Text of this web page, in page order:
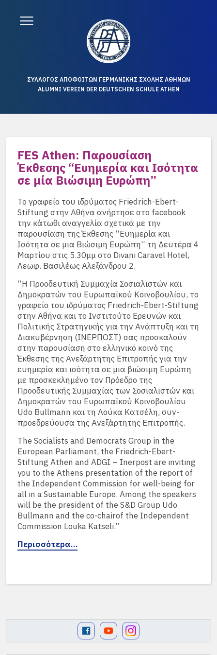
ΣΥΛΛΟΓΟΣ ΑΠΟΦΟΙΤΩΝ ΓΕΡΜΑΝΙΚΗΣ ΣΧΟΛΗΣ ΑΘΗΝΩΝ
ALUMNI VEREIN DER DEUTSCHEN SCHULE ATHEN
FES Athen: Παρουσίαση
Έκθεσης “Ευημερία και Ισότητα
σε μία Bιώσιμη Ευρώπη”
Το γραφείο του ιδρύματος Friedrich-Ebert-
Stiftung στην Αθήνα ανήρτησε στο facebook
την κάτωθι αναγγελία σχετικά με την
παρουσίαση της Έκθεσης “Ευημερία και
Ισότητα σε μια Βιώσιμη Ευρώπη“ τη Δευτέρα 4
Μαρτίου στις 5.30μμ στο Divani Caravel Hotel,
Λεωφ. Βασιλέως Αλεξάνδρου 2.
“H Προοδευτική Συμμαχία Σοσιαλιστών και
Δημοκρατών του Ευρωπαϊκού Κοινοβουλίου, το
γραφείο του ιδρύματος Friedrich-Ebert-Stiftung
στην Αθήνα και το Ινστιτούτο Ερευνών και
Πολιτικής Στρατηγικής για την Ανάπτυξη και τη
Διακυβέρνηση (ΙΝΕΡΠΟΣΤ) σας προσκαλούν
στην παρουσίαση στο ελληνικό κοινό της
Έκθεσης της Ανεξάρτητης Επιτροπής για την
ευημερία και ισότητα σε μια βιώσιμη Ευρώπη
με προσκεκλημένο τον Πρόεδρο της
Προοδευτικής Συμμαχίας των Σοσιαλιστών και
Δημοκρατών του Ευρωπαϊκού Κοινοβουλίου
Udo Bullmann και τη Λούκα Κατσέλη, συν-
προεδρεύουσα της Ανεξάρτητης Επιτροπής.
The Socialists and Democrats Group in the
European Parliament, the Friedrich-Ebert-
Stiftung Athen and ADGI – Inerpost are inviting
you to the Athens presentation of the report of
the Independent Commission for well-being for
all in a Sustainable Europe. Among the speakers
will be the president of the S&D Group Udo
Bullmann and the co-chairof the Independent
Commission Louka Katseli.”
Περισσότερα…